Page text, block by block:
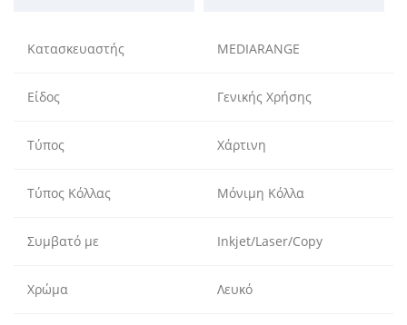
Κατασκευαστής MEDIARANGE
Είδος Γενικής Χρήσης
Τύπος Χάρτινη
Τύπος Κόλλας Μόνιμη Κόλλα
Συμβατό με Inkjet/Laser/Copy
Χρώμα Λευκό